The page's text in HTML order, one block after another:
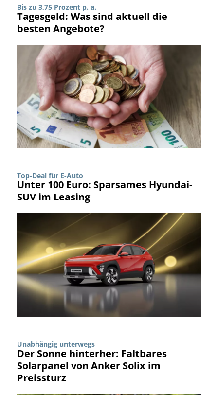
Bis zu 3,75 Prozent p. a.
Tagesgeld: Was sind aktuell die
besten Angebote?
Top-Deal für E-Auto
Unter 100 Euro: Sparsames Hyundai-
SUV im Leasing
Unabhängig unterwegs
Der Sonne hinterher: Faltbares
Solarpanel von Anker Solix im
Preissturz